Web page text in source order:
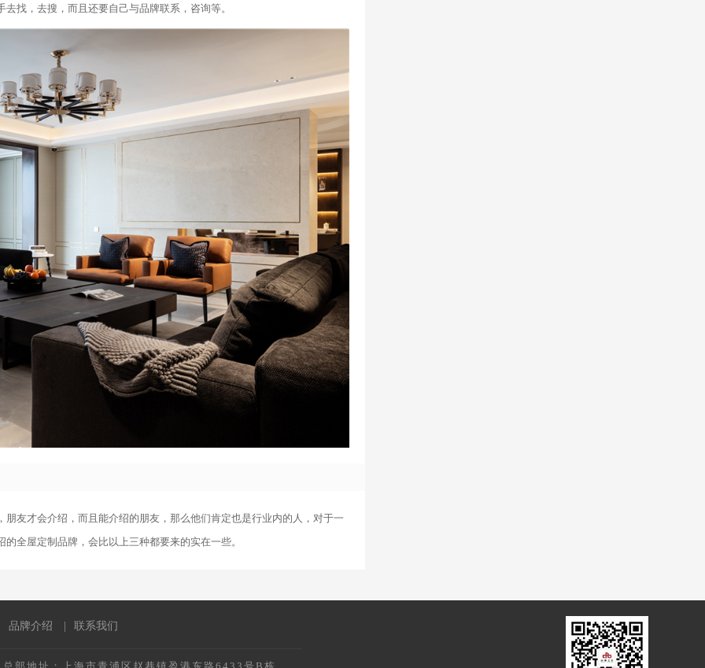
找，去搜，而且还要自己与品牌联系，咨询等。
友才会介绍，而且能介绍的朋友，那么他们肯定也是行业内的人，对于一
全屋定制品牌，会比以上三种都要来的实在一些。
品牌介绍 联系我们